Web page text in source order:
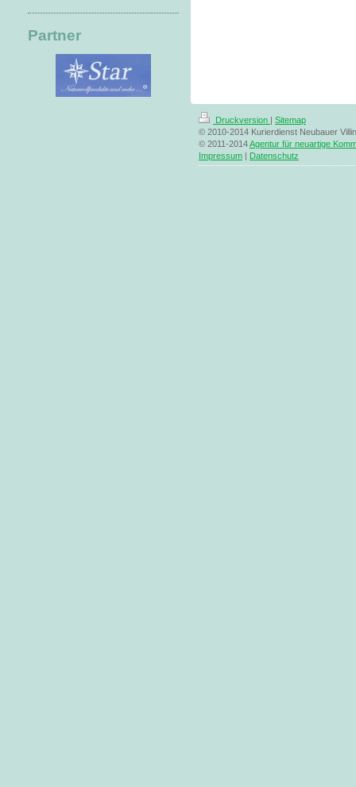
Partner
Druckversion | Sitemap
© 2010-2014 Kurierdienst Neubauer
© 2011-2014Agentur für neuartige
Impressum | Datenschutz